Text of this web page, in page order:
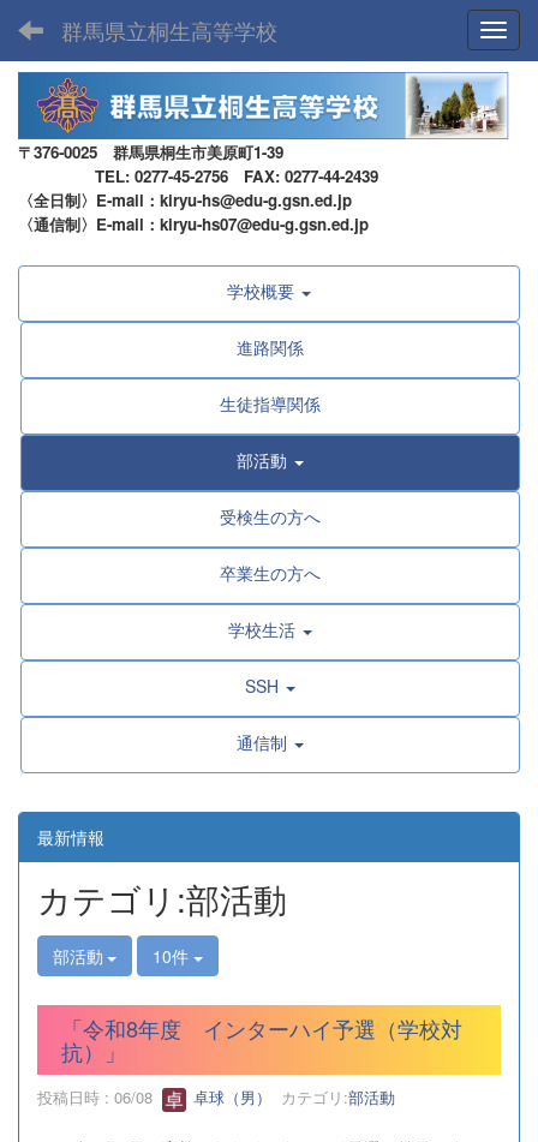
群馬県立桐生高等学校
〒376-0025 群馬県桐生市美原町1-39
TEL: 0277-45-2756 FAX: 0277-44-2439
〈全日制〉E-mail：kiryu-hs@edu-g.gsn.ed.jp
〈通信制〉E-mail：kiryu-hs07@edu-g.gsn.ed.jp
学校概要
進路関係
生徒指導関係
部活動
受検生の方へ
卒業生の方へ
学校生活
SSH
通信制
最新情報
カテゴリ:部活動
部活動 10件
「令和8年度 インターハイ予選（学校対
抗）」
投稿日時 : 06/08 卓球（男） カテゴリ:部活動